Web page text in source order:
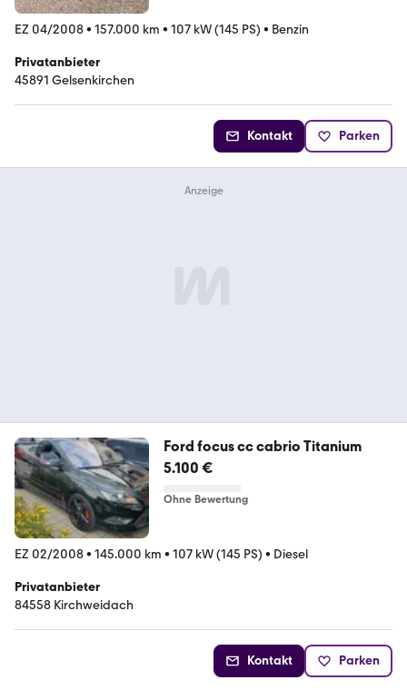
EZ 04/2008• 157.000 km • 107 kW (145 PS) • Benzin
Privatanbieter
45891 Gelsenkirchen
Kontakt Parken
Ford focus cc cabrio Titanium
5.100 €
Ohne Bewertung
EZ 02/2008• 145.000 km • 107 kW (145 PS) • Diesel
Privatanbieter
84558 Kirchweidach
Kontakt Parken